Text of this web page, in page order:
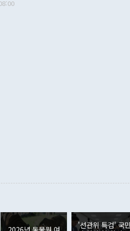
했다. 또 "현 시점에서 흘러간 선(先)
의 동력을 확보하기 위해 최선을 다
대로 하는 게 과연 한반도의 평화와
고 사후 브리핑에서 정 장관이 언급
블라디보스토크에서 열리는 '동방
에서 (참석을) 검토하고 있다"고 발
(잠정)'에 따르
처음으로 1000억달러를 넘어섰다.
했고 컴퓨터·주변기기(SSD)는
늘었으며 비IT 품목도 ▲석유제
지식재산권사용료수지는 전월 흑자에
. 본원소득수지는 배당소득을 중심으
이 늘어난 데다 전월 분기배당에 따른
월(369억9000만달러)을 넘어선 것이
자가 80억1000만달러, 외국인의 국
'선관위 특검' 국